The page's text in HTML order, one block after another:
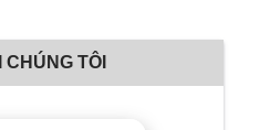
TÔI